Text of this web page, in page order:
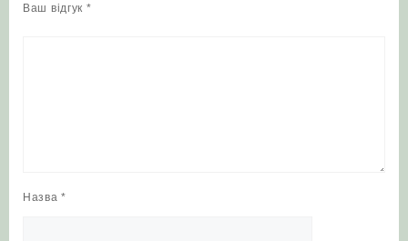
Ваш відгук *
Назва*